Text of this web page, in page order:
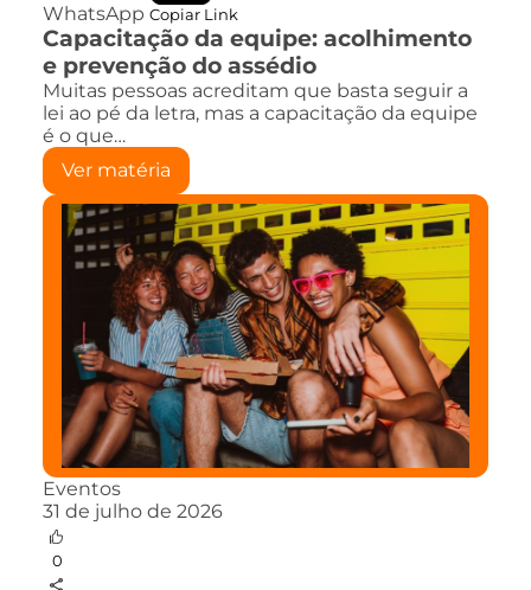
WhatsApp Copiar Link
Capacitação da equipe: acolhimento
e prevenção do assédio
Muitas pessoas acreditam que basta seguir a
lei ao pé da letra, mas a capacitação da equipe
é o que…
Ver matéria
Eventos
31 de julho de 2026
0